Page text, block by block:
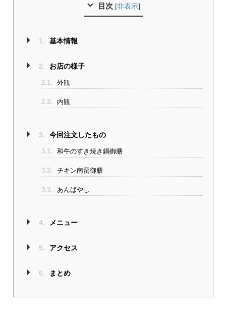
目次 [非表示]
1. 基本情報
2. お店の様子
2.1. 外観
2.2. 内観
3. 今回注文したもの
3.1. 和牛のすき焼き鍋御膳
3.2. チキン南蛮御膳
3.3. あんばやし
4. メニュー
5. アクセス
6. まとめ